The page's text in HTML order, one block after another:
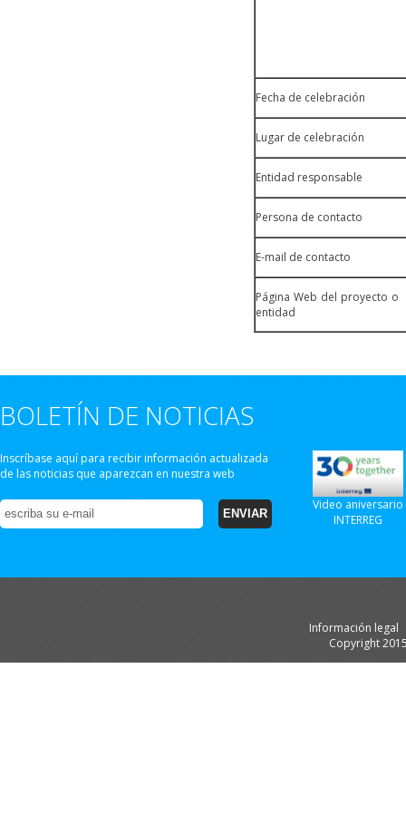
Fecha de celebración
Lugar de celebración
Entidad responsable
Persona de contacto
E-mail de contacto
Página Web del proyecto o
entidad
BOLETÍN DE NOTICIAS
Inscríbase aquí para recibir información actualizada
de las noticias que aparezcan en nuestra web
Video aniversario
INTERREG
Información legal
Copyright